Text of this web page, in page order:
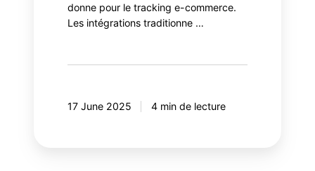
donne pour le tracking e-commerce.
Les intégrations traditionne …
17 June 2025 4 min de lecture